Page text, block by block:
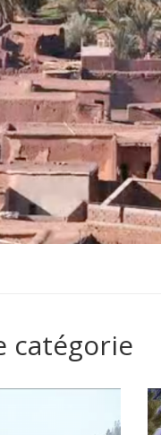
catégorie